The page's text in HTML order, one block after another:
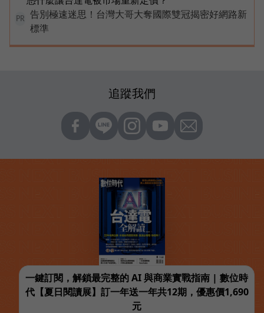
PR
告別極速迷思！台灣大哥大奪國際雙冠揭密好網路新
標準
追蹤我們
一鍵訂閱，解鎖最完整的 AI 與商業實戰指南 | 數位時
代【夏日閱讀展】訂一年送一年共12期，優惠價1,690
元